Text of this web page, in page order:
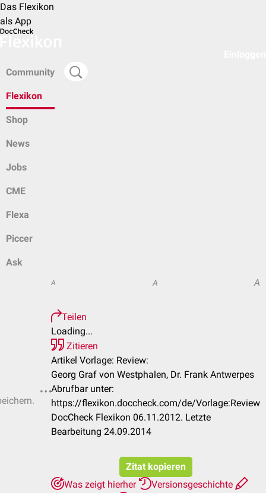
Das Flexikon
als App
Community
Flexikon
Shop
News
Jobs
CME
Flexa
Piccer
Ask
A A A
Teilen
Loading...
Zitieren
Artikel Vorlage: Review:
Georg Graf von Westphalen, Dr. Frank Antwerpes
Abrufbar unter:
https://flexikon.doccheck.com/de/Vorlage:Review
DocCheck Flexikon 06.11.2012. Letzte
Bearbeitung 24.09.2014
Zitat kopieren
Was zeigt hierher
Versionsgeschichte